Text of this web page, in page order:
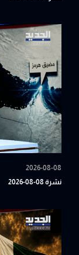
2026-08-08
نشرة 08-08-2026